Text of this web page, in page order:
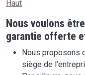
Haut
Nous voulons
garantie offerte
Nous proposons
siège de